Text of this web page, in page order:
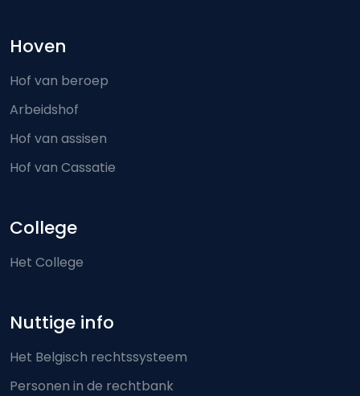
Hoven
Hof van beroep
Arbeidshof
Hof van assisen
Hof van Cassatie
College
Het College
Nuttige info
Het Belgisch rechtssysteem
Personen in de rechtbank